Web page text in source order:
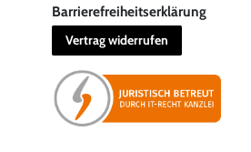
Barrierefreiheitserklärung
Vertrag widerrufen